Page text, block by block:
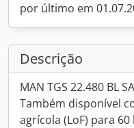
por último em
Descrição
MAN TGS 22.480 BL
Também disponível
agrícola (LoF) para 60